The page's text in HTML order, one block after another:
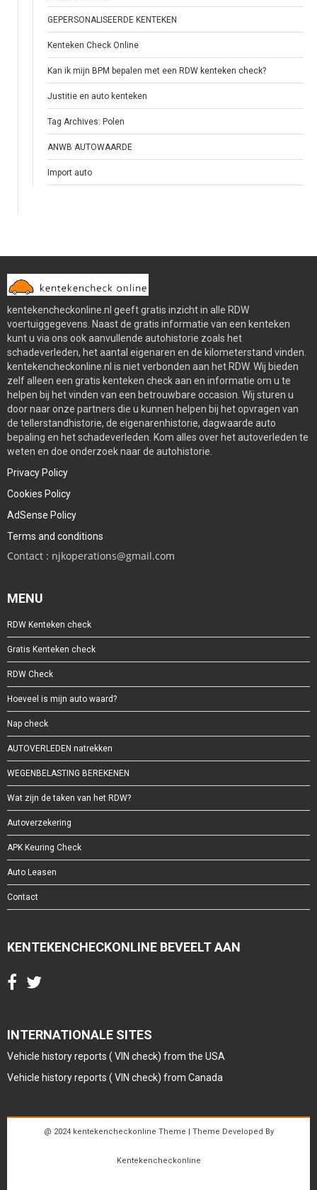
GEPERSONALISEERDE KENTEKEN
Kenteken Check Online
Kan ik mijn BPM bepalen met een RDW kenteken check?
Justitie en auto kenteken
Tag Archives: Polen
ANWB AUTOWAARDE
Import auto
kentekencheckonline.nl geeft gratis inzicht in alle RDW
voertuiggegevens. Naast de gratis informatie van een kenteken
kunt u via ons ook aanvullende autohistorie zoals het
schadeverleden, het aantal eigenaren en de kilometerstand vinden.
kentekencheckonline.nl is niet verbonden aan het RDW. Wij bieden
zelf alleen een gratis kenteken check aan en informatie om u te
helpen bij het vinden van een betrouwbare occasion. Wij sturen u
door naar onze partners die u kunnen helpen bij het opvragen van
de tellerstandhistorie, de eigenarenhistorie, dagwaarde auto
bepaling en het schadeverleden. Kom alles over het autoverleden te
weten en doe onderzoek naar de autohistorie.
Privacy Policy
Cookies Policy
AdSense Policy
Terms and conditions
Contact : njkoperations@gmail.com
MENU
RDW Kenteken check
Gratis Kenteken check
RDW Check
Hoeveel is mijn auto waard?
Nap check
AUTOVERLEDEN natrekken
WEGENBELASTING BEREKENEN
Wat zijn de taken van het RDW?
Autoverzekering
APK Keuring Check
Auto Leasen
Contact
KENTEKENCHECKONLINE BEVEELT AAN
INTERNATIONALE SITES
Vehicle history reports ( VIN check) from the USA
Vehicle history reports ( VIN check) from Canada
@ 2024 kentekencheckonline Theme | Theme Developed By
Kentekencheckonline